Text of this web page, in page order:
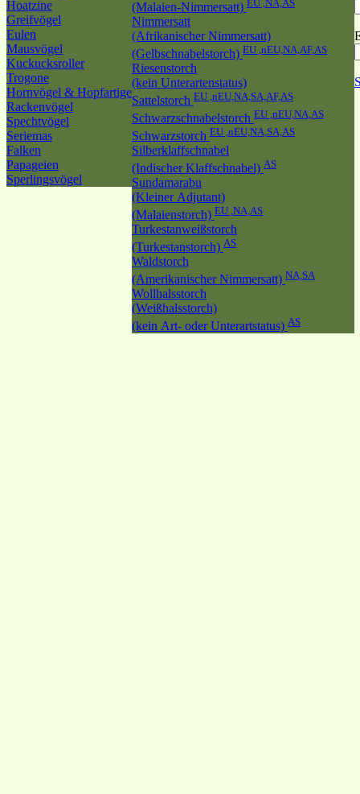
Hoatzine
Greifvögel
Eulen
Mausvögel
Kuckucksroller
Trogone
Hornvögel & Hopfartige
Rackenvögel
Spechtvögel
Seriemas
Falken
Papageien
Sperlingsvögel
(Malaien-Nimmersatt) EU ,NA,AS
Nimmersatt
(Afrikanischer Nimmersatt)
(Gelbschnabelstorch) EU ,nEU,NA,AF,AS
Riesenstorch
(kein Unterartenstatus)
Sattelstorch EU ,nEU,NA,SA,AF,AS
Schwarzschnabelstorch EU ,nEU,NA,AS
Schwarzstorch EU ,nEU,NA,SA,AS
Silberklaffschnabel
(Indischer Klaffschnabel) AS
Sundamarabu
(Kleiner Adjutant)
(Malaienstorch) EU ,NA,AS
Turkestanweißstorch
(Turkestanstorch) AS
Waldstorch
(Amerikanischer Nimmersatt) NA,SA
Wollhalsstorch
(Weißhalsstorch)
(kein Art- oder Unterartstatus) AS